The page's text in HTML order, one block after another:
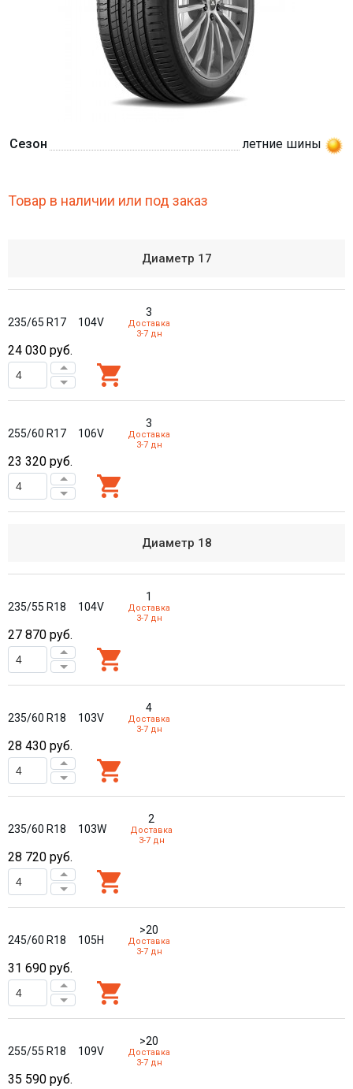
Сезон летние шины
Товар в наличии или под заказ
Диаметр 17
235/65 R17 104V
3
Доставка
3-7 дн
24 030 руб.
255/60 R17 106V
3
Доставка
3-7 дн
23 320 руб.
Диаметр 18
235/55 R18 104V
1
Доставка
3-7 дн
27 870 руб.
235/60 R18 103V
4
Доставка
3-7 дн
28 430 руб.
235/60 R18 103W
2
Доставка
3-7 дн
28 720 руб.
245/60 R18 105H
>20
Доставка
3-7 дн
31 690 руб.
255/55 R18 109V
>20
Доставка
3-7 дн
35 590 руб.